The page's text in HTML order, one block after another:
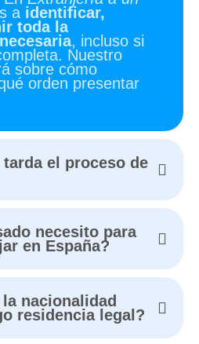
a identificar,
toda la
, incluso si
Nuestro
sobre cómo
orden presentar
el proceso de
necesito para
en España?
nacionalidad
residencia legal?